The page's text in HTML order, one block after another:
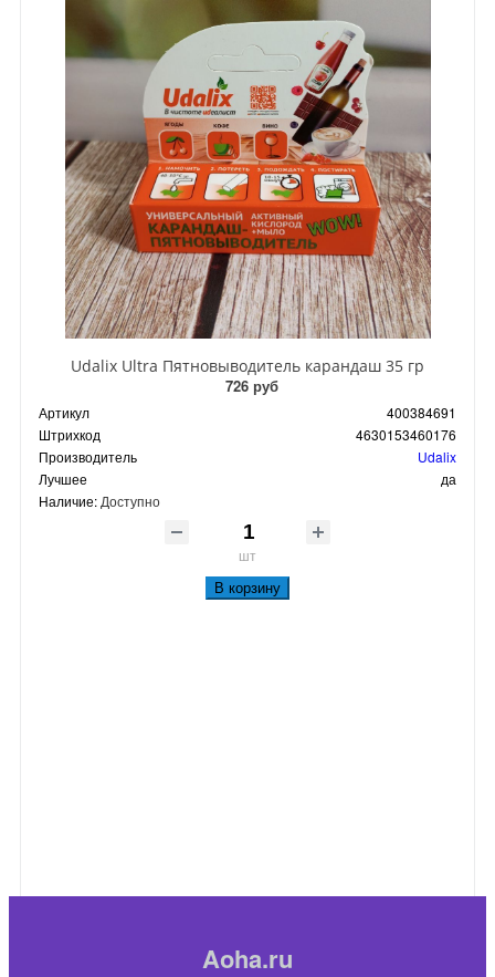
Udalix Ultra Пятновыводитель карандаш 35 гр
726 руб
Артикул
400384691
Штрихкод
4630153460176
Производитель
Udalix
Лучшее
да
Наличие: Доступно
шт
В корзину
Aoha.ru